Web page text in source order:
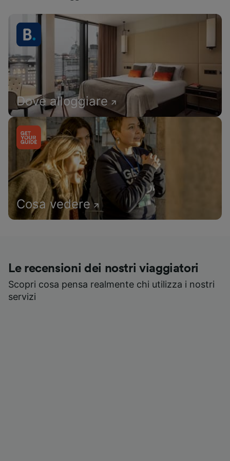
Dove alloggiare
Cosa vedere
Le recensioni dei nostri viaggiatori
Scopri cosa pensa realmente chi utilizza i nostri
servizi